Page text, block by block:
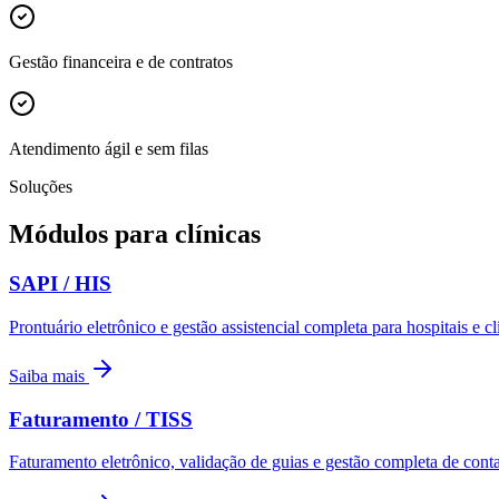
Gestão financeira e de contratos
Atendimento ágil e sem filas
Soluções
Módulos para clínicas
SAPI / HIS
Prontuário eletrônico e gestão assistencial completa para hospitais e
Saiba mais
Faturamento / TISS
Faturamento eletrônico, validação de guias e gestão completa de